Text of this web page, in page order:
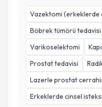
Vazektomi
Böbrek tümörü tedavisi
Varikoselektomi
Prostat tedavisi
Lazerle prostat
Erkeklerde cinsel